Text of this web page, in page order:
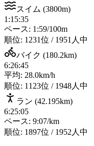
スイム (3800m)
1:15:35
ペース: 1:59/100m
順位: 1231位 / 1951人中
バイク (180.2km)
6:26:45
平均: 28.0km/h
順位: 1123位 / 1948人中
ラン (42.195km)
6:25:05
ペース: 9:07/km
順位: 1897位 / 1952人中